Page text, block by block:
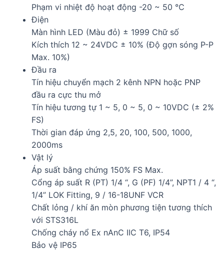
Phạm vi nhiệt độ hoạt động -20 ~ 50 ℃
Điện
Màn hình LED (Màu đỏ) ± 1999 Chữ số
Kích thích 12 ~ 24VDC ± 10% (Độ gợn sóng P-P
Max. 10%)
Đầu ra
Tín hiệu chuyển mạch 2 kênh NPN hoặc PNP
đầu ra cực thu mở
Tín hiệu tương tự 1 ~ 5, 0 ~ 5, 0 ~ 10VDC (± 2%
FS)
Thời gian đáp ứng 2,5, 20, 100, 500, 1000,
2000ms
Vật lý
Áp suất bằng chứng 150% FS Max.
Cổng áp suất R (PT) 1/4 “, G (PF) 1/4”, NPT1 / 4 “,
1/4” LOK Fitting, 9 / 16-18UNF VCR
Chất lỏng / khí ăn mòn phương tiện tương thích
với STS316L
Chống cháy nổ Ex nAnC IIC T6, IP54
Bảo vệ IP65